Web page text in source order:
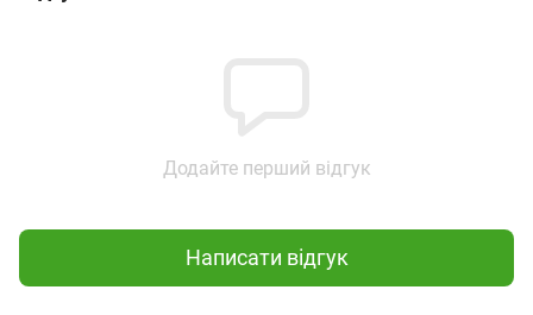
Додайте перший відгук
Написати відгук